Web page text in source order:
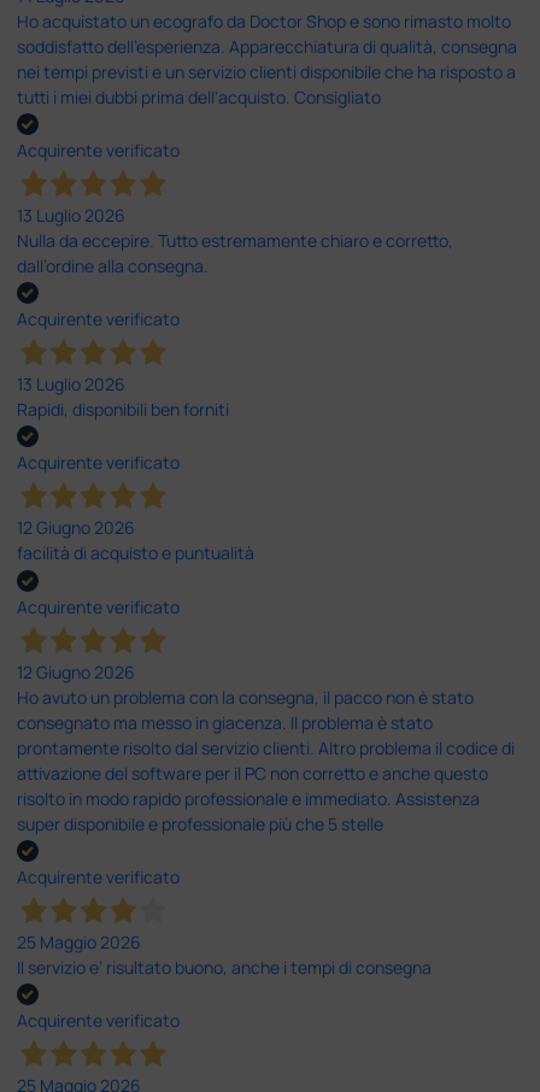
Ho acquistato un ecografo da Doctor Shop e sono rimasto molto
soddisfatto dell'esperienza. Apparecchiatura di qualità, consegna
nei tempi previsti e un servizio clienti disponibile che ha risposto a
tutti i miei dubbi prima dell'acquisto. Consigliato
Acquirente verificato
13 Luglio 2026
Nulla da eccepire. Tutto estremamente chiaro e corretto,
dall’ordine alla consegna.
Acquirente verificato
13 Luglio 2026
Rapidi, disponibili ben forniti
Acquirente verificato
12 Giugno 2026
facilità di acquisto e puntualità
Acquirente verificato
12 Giugno 2026
Ho avuto un problema con la consegna, il pacco non è stato
consegnato ma messo in giacenza. Il problema è stato
prontamente risolto dal servizio clienti. Altro problema il codice di
attivazione del software per il PC non corretto e anche questo
risolto in modo rapido professionale e immediato. Assistenza
super disponibile e professionale più che 5 stelle
Acquirente verificato
25 Maggio 2026
Il servizio e’ risultato buono, anche i tempi di consegna
Acquirente verificato
25 Maggio 2026